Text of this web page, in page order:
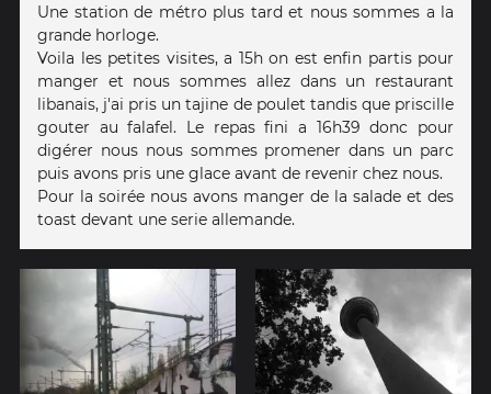
Une station de métro plus tard et nous sommes a la
grande horloge.
Voila les petites visites, a 15h on est enfin partis pour
manger et nous sommes allez dans un restaurant
libanais, j'ai pris un tajine de poulet tandis que priscille
gouter au falafel. Le repas fini a 16h39 donc pour
digérer nous nous sommes promener dans un parc
puis avons pris une glace avant de revenir chez nous.
Pour la soirée nous avons manger de la salade et des
toast devant une serie allemande.